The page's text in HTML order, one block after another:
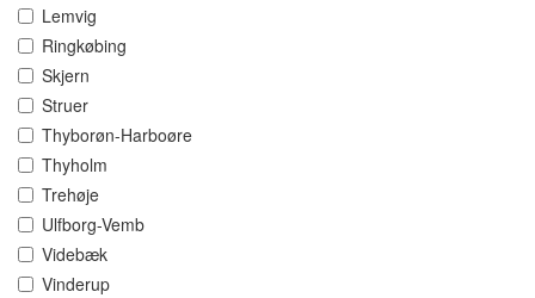
Lemvig
Ringkøbing
Skjern
Struer
Thyborøn-Harboøre
Thyholm
Trehøje
Ulfborg-Vemb
Videbæk
Vinderup